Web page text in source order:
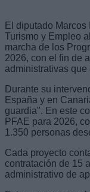
El diputado
Turismo y Empleo
marcha de los
2026, con el fin de
administrativas
Durante su
España y en
guardia". En este
PFAE para 2026,
1.350 personas
Cada proyecto
contratación de 15
administrativo de